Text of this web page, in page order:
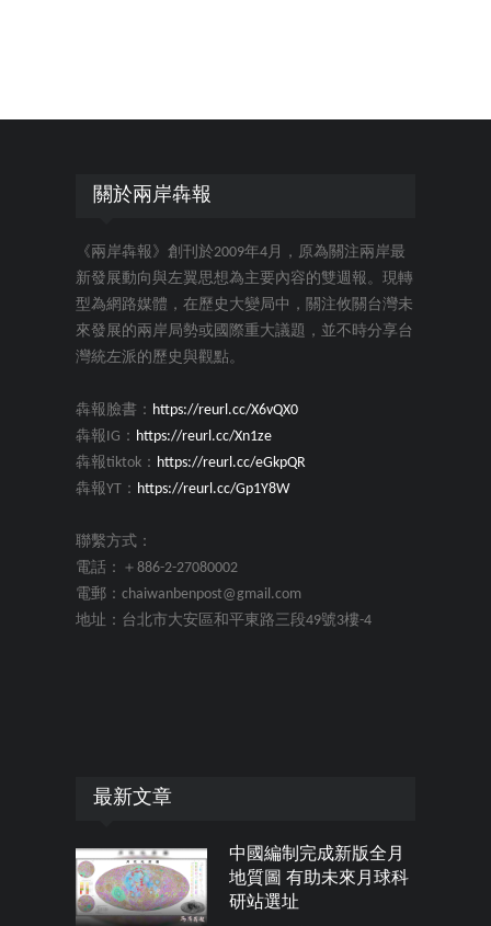
關於兩岸犇報
《兩岸犇報》創刊於2009年4月，原為關注兩岸最
新發展動向與左翼思想為主要內容的雙週報。現轉
型為網路媒體，在歷史大變局中，關注攸關台灣未
來發展的兩岸局勢或國際重大議題，並不時分享台
灣統左派的歷史與觀點。
犇報臉書： https://reurl.cc/X6vQX0
犇報IG： https://reurl.cc/Xn1ze
犇報tiktok： https://reurl.cc/eGkpQR
犇報YT： https://reurl.cc/Gp1Y8W
聯繫方式：
電話：＋886-2-27080002
電郵：chaiwanbenpost@gmail.com
地址：台北市大安區和平東路三段49號3樓-4
最新文章
中國編制完成新版全月
地質圖 有助未來月球科
研站選址